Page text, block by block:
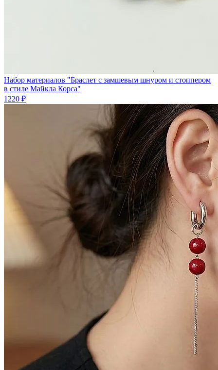
Набор материалов "Браслет с замшевым шнуром и стоппером
в стиле Майкла Корса"
1220 ₽